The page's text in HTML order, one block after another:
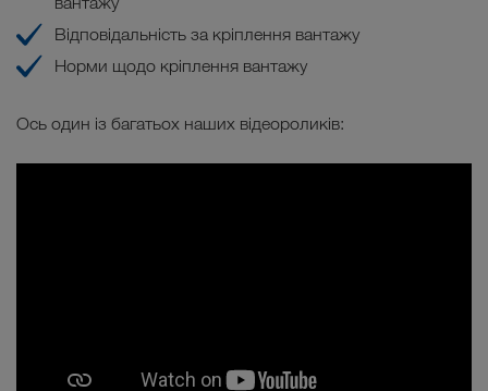
Відповідальність за кріплення вантажу
Норми щодо кріплення вантажу
Ось один із багатьох наших відеороликів: